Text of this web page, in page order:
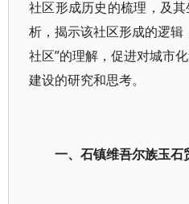
社区形成历史的梳理，及
析，揭示该社区形成的逻辑
社区”的理解，促进对城市
建设的研究和思考。
一、石镇维吾尔族玉石